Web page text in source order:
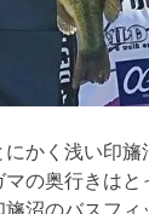
かく浅い印旛
の奥行きはと
旛沼のバスフィ